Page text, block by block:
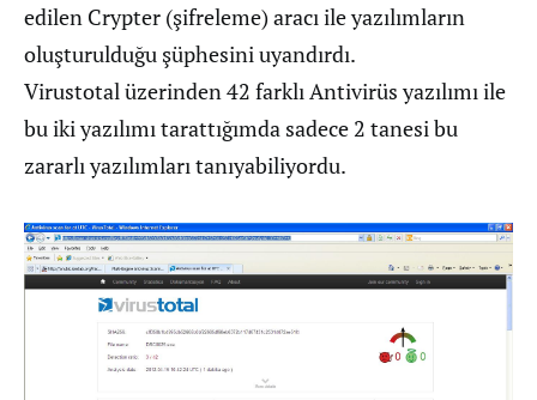
edilen Crypter (şifreleme) aracı ile yazılımların
oluşturulduğu şüphesini uyandırdı.
Virustotal üzerinden 42 farklı Antivirüs yazılımı ile
bu iki yazılımı tarattığımda sadece 2 tanesi bu
zararlı yazılımları tanıyabiliyordu.